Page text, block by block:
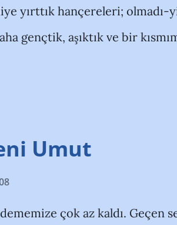
(1983/Defans) İlhan
Kadir Bellibaş (1990/Kaleci/
Kiralık) Mehmet
yırttık hançereleri; olmadı-
gençtik, aşıktık ve bir
Umut
çok az kaldı. Geçen